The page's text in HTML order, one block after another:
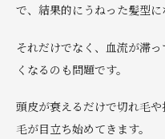
で、結果的にうねった髪型に
それだけでなく、血流が滞
くなるのも問題です。
頭皮が衰えるだけで切れ毛
毛が目立ち始めてきます。